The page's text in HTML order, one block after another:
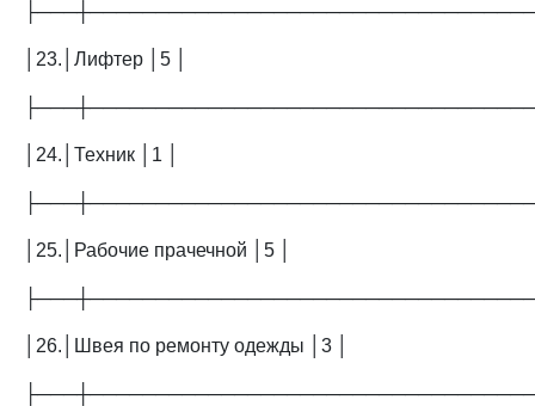
│23.│Лифтер │5 │
│24.│Техник │1 │
│25.│Рабочие прачечной │5 │
│26.│Швея по ремонту одежды │3 │